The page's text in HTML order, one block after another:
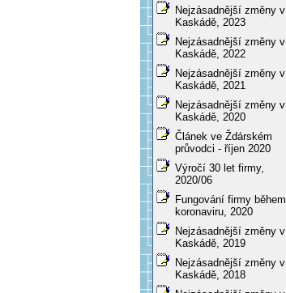
Nejzásadnější změny v
Kaskádě, 2023
Nejzásadnější změny v
Kaskádě, 2022
Nejzásadnější změny v
Kaskádě, 2021
Nejzásadnější změny v
Kaskádě, 2020
Článek ve Ždárském
průvodci - říjen 2020
Výročí 30 let firmy,
2020/06
Fungování firmy během
koronaviru, 2020
Nejzásadnější změny v
Kaskádě, 2019
Nejzásadnější změny v
Kaskádě, 2018